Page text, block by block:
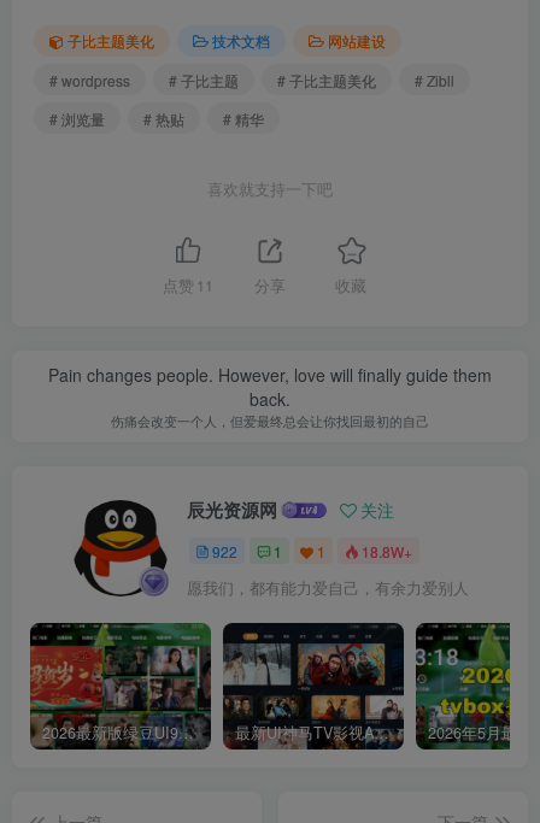
子比主题美化 技术文档
网站建设
# wordpress
# 子比主题 # 子比主题美化
# Zibll
# 浏览量
# 热贴 # 精华
喜欢就支持一下吧
点赞 11 分享 收藏
Pain changes people. However, love will finally guide them
back.
伤痛会改变一个人，但爱最终总会让你找回最初的自己
辰光资源网 关注
922 1 1 18.8W+
愿我们，都有能力爱自己，有余力爱别人
2026最新版绿豆UI9双端影视APP源码 最新UI神马TV影视APP源码 乐檬影视苹果CMS后台 包含前后端源码